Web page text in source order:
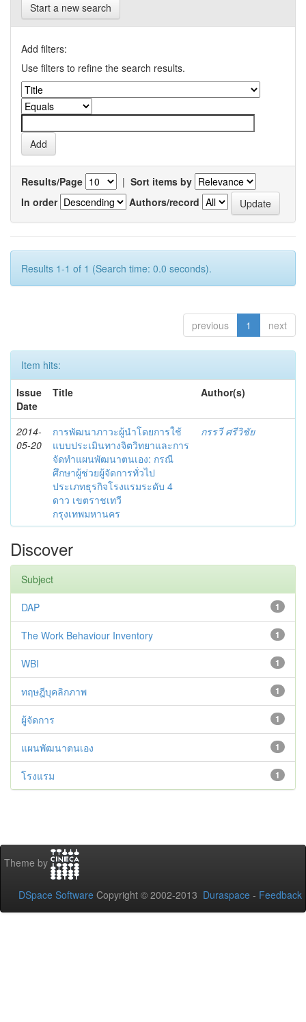
Start a new search
Add filters:
Use filters to refine the search results.
Results/Page | Sort items by
In order
Authors/record
Results 1-1 of 1 (Search time: 0.0 seconds).
previous 1 next
Item hits:
Issue
Date
Title Author(s)
2014-
05-20
การพัฒนาภาวะผู้นำโดยการใช้
แบบประเมินทางจิตวิทยาและการ
จัดทำแผนพัฒนาตนเอง: กรณี
ศึกษาผู้ช่วยผู้จัดการทั่วไป
ประเภทธุรกิจโรงแรมระดับ 4
ดาว เขตราชเทวี
กรุงเทพมหานคร
กรรวี ศรีวิชัย
Discover
Subject
1
DAP
1
The Work Behaviour Inventory
1
WBI
1
ทฤษฎีบุคลิกภาพ
1
ผู้จัดการ
1
แผนพัฒนาตนเอง
1
โรงแรม
Theme by
DSpace Software Copyright © 2002-2013 Duraspace - Feedback